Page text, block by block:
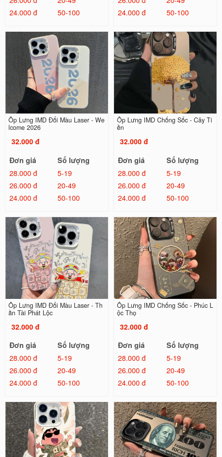
24.000 đ
50-100
24.000 đ
50-100
Ốp Lưng IMD Đổi Màu Laser - We
lcome 2026
32.000 đ
Đơn giá
Số lượng
28.000 đ
5-19
26.000 đ
20-49
24.000 đ
50-100
Ốp Lưng IMD Chống Sốc - Cây Ti
ền
32.000 đ
Đơn giá
Số lượng
28.000 đ
5-19
26.000 đ
20-49
24.000 đ
50-100
Ốp Lưng IMD Đổi Màu Laser - Th
ần Tài Phát Lộc
32.000 đ
Đơn giá
Số lượng
28.000 đ
5-19
26.000 đ
20-49
24.000 đ
50-100
Ốp Lưng IMD Chống Sốc - Phúc L
ộc Thọ
32.000 đ
Đơn giá
Số lượng
28.000 đ
5-19
26.000 đ
20-49
24.000 đ
50-100